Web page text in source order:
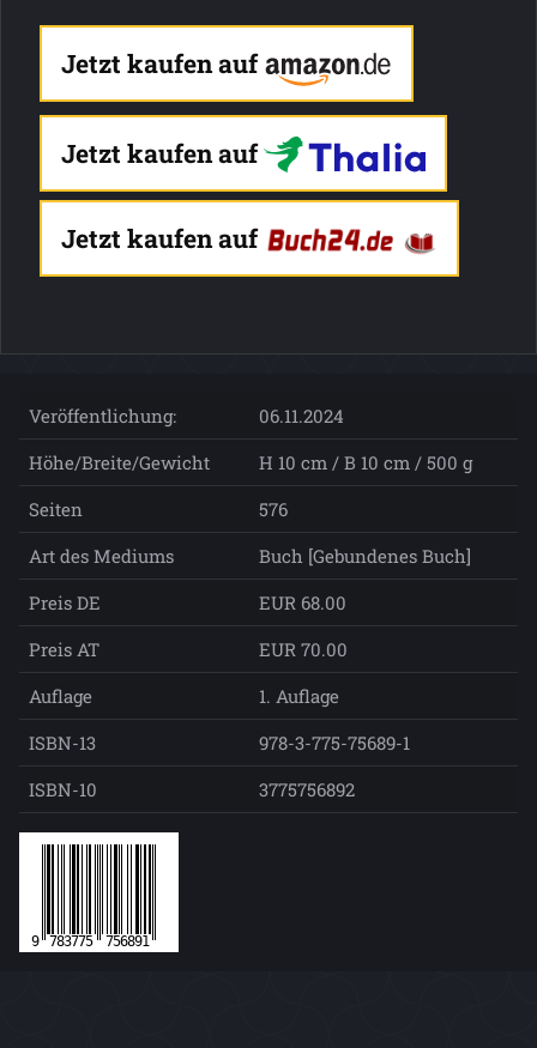
Jetzt kaufen auf
Jetzt kaufen auf
Jetzt kaufen auf
Veröffentlichung:
06.11.2024
Höhe/Breite/Gewicht
H 10 cm / B 10 cm / 500 g
Seiten
576
Art des Mediums
Buch [Gebundenes Buch]
Preis DE
EUR 68.00
Preis AT
EUR 70.00
Auflage
1. Auflage
ISBN-13
978-3-775-75689-1
ISBN-10
3775756892